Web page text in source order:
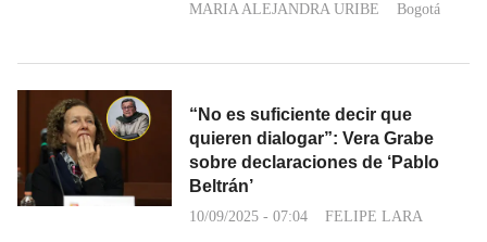
MARIA ALEJANDRA URIBE
Bogotá
“No es suficiente decir que
quieren dialogar”: Vera Grabe
sobre declaraciones de ‘Pablo
Beltrán’
10/09/2025 - 07:04 FELIPE LARA